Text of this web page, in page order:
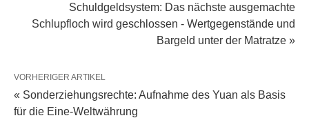
Schuldgeldsystem: Das nächste ausgemachte
Schlupfloch wird geschlossen - Wertgegenstände und
Bargeld unter der Matratze »
VORHERIGER ARTIKEL
« Sonderziehungsrechte: Aufnahme des Yuan als Basis
für die Eine-Weltwährung